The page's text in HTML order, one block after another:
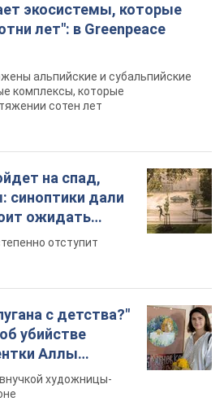
экосистемы, которые
лет": в Greenpeace
альпийские и субальпийские
комплексы, которые
сотен лет
на спад,
синоптики дали
ожидать
отступит
с детства?"
убийстве
Аллы
Стуса и
с пятью
художницы-